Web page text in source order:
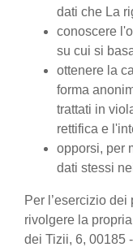
dati che La
conoscere
su cui si
ottenere la
forma
trattati in
rettifica e
opporsi, per
dati stessi
Per l’esercizio dei
rivolgere la
dei Tizii, 6, 00185